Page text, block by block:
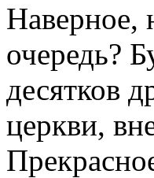
Наверное,
очередь?
десятков
церкви,